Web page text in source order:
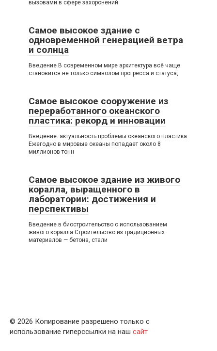
вызовами в сфере захоронений
Самое высокое здание с
одновременной генерацией ветра
и солнца
Введение В современном мире архитектура всё чаще
становится не только символом прогресса и статуса,
Самое высокое сооружение из
переработанного океанского
пластика: рекорд и инновации
Введение: актуальность проблемы океанского пластика
Ежегодно в мировые океаны попадает около 8
миллионов тонн
Самое высокое здание из живого
коралла, выращенного в
лаборатории: достижения и
перспективы
Введение в биостроительство с использованием
живого коралла Строительство из традиционных
материалов — бетона, стали
© 2026 Копирование разрешено только с
использование гиперссылки на наш сайт